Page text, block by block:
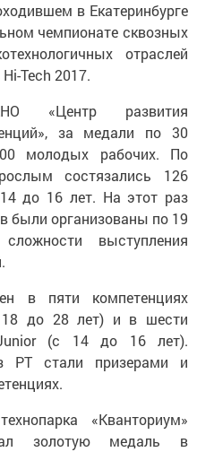
в Екатеринбурге
чемпионате сквозных
отраслей
Tech 2017.
«Центр развития
за медали по 30
молодых рабочих. По
состязались 126
до 16 лет. На этот раз
были организованы по 19
выступления
в пяти компетенциях
18 до 28 лет) и в шести
Junior (с 14 до 16 лет).
РТ стали призерами и
«Кванториум»
золотую медаль в